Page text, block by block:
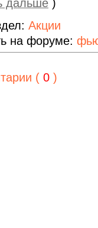
дальше )
Акции
на форуме:
( 0 )